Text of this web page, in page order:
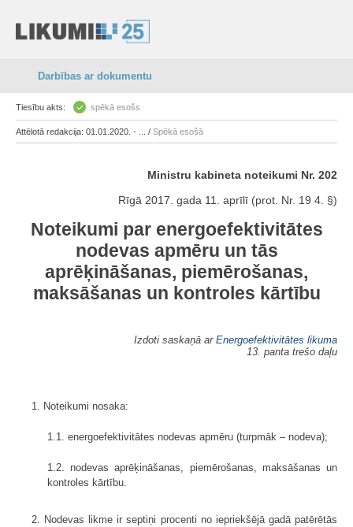
Darbības ar dokumentu
Tiesību akts: spēkā esošs
Attēlotā redakcija: 01.01.2020. - ... / Spēkā esošā
Ministru kabineta noteikumi Nr. 202
Rīgā 2017. gada 11. aprīlī (prot. Nr. 19 4. §)
Noteikumi par energoefektivitātes
nodevas apmēru un tās
aprēķināšanas, piemērošanas,
maksāšanas un kontroles kārtību
Izdoti saskaņā ar Energoefektivitātes likuma
13. panta trešo daļu
1. Noteikumi nosaka:
1.1. energoefektivitātes nodevas apmēru (turpmāk – nodeva);
1.2. nodevas aprēķināšanas, piemērošanas, maksāšanas un
kontroles kārtību.
2. Nodevas likme ir septiņi procenti no iepriekšējā gadā patērētās